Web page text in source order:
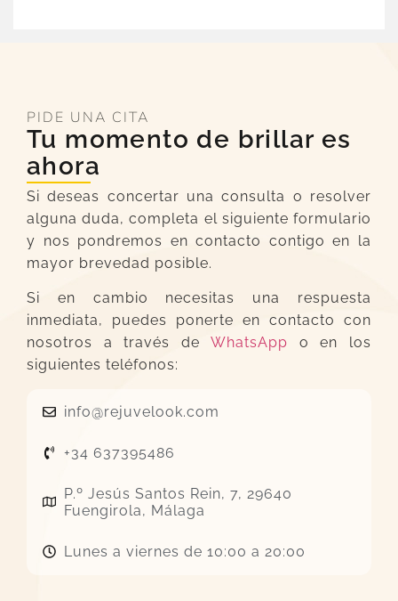
PIDE UNA CITA
Tu momento de brillar es
ahora
Si deseas concertar una consulta o resolver
alguna duda, completa el siguiente formulario
y nos pondremos en contacto contigo en la
mayor brevedad posible.
Si en cambio necesitas una respuesta
inmediata, puedes ponerte en contacto con
nosotros a través deWhatsApp o en los
siguientes teléfonos:
info@rejuvelook.com
+34 637395486
P.º Jesús Santos Rein, 7, 29640
Fuengirola, Málaga
Lunes a viernes de 10:00 a 20:00